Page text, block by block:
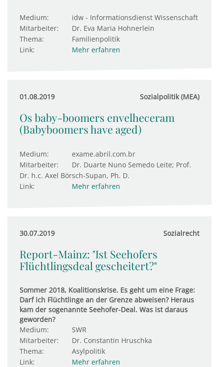
Medium:
idw - Informationsdienst Wissenschaft
Mitarbeiter:
Dr. Eva Maria Hohnerlein
Thema:
Familienpolitik
Link:
Mehr erfahren
01.08.2019 Sozialpolitik (MEA)
Os baby-boomers envelheceram
(Babyboomers have aged)
Medium:
exame.abril.com.br
Mitarbeiter:
Dr. Duarte Nuno Semedo Leite; Prof.
Dr. h.c. Axel Börsch-Supan, Ph. D.
Link:
Mehr erfahren
30.07.2019 Sozialrecht
Report-Mainz: "Ist Seehofers
Flüchtlingsdeal gescheitert?"
Sommer 2018, Koalitionskrise. Es geht um eine Frage:
Darf ich Flüchtlinge an der Grenze abweisen? Heraus
kam der sogenannte Seehofer-Deal. Was ist daraus
geworden?
Medium:
SWR
Mitarbeiter:
Dr. Constantin Hruschka
Thema:
Asylpolitik
Link:
Mehr erfahren